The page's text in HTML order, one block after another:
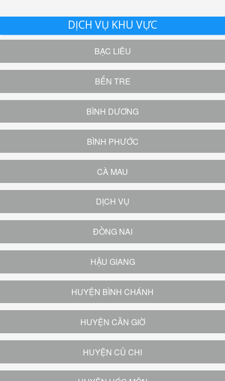
DỊCH VỤ KHU VỰC
BẠC LIÊU
BẾN TRE
BÌNH DƯƠNG
BÌNH PHƯỚC
CÀ MAU
DỊCH VỤ
ĐỒNG NAI
HẬU GIANG
HUYỆN BÌNH CHÁNH
HUYỆN CẦN GIỜ
HUYỆN CỦ CHI